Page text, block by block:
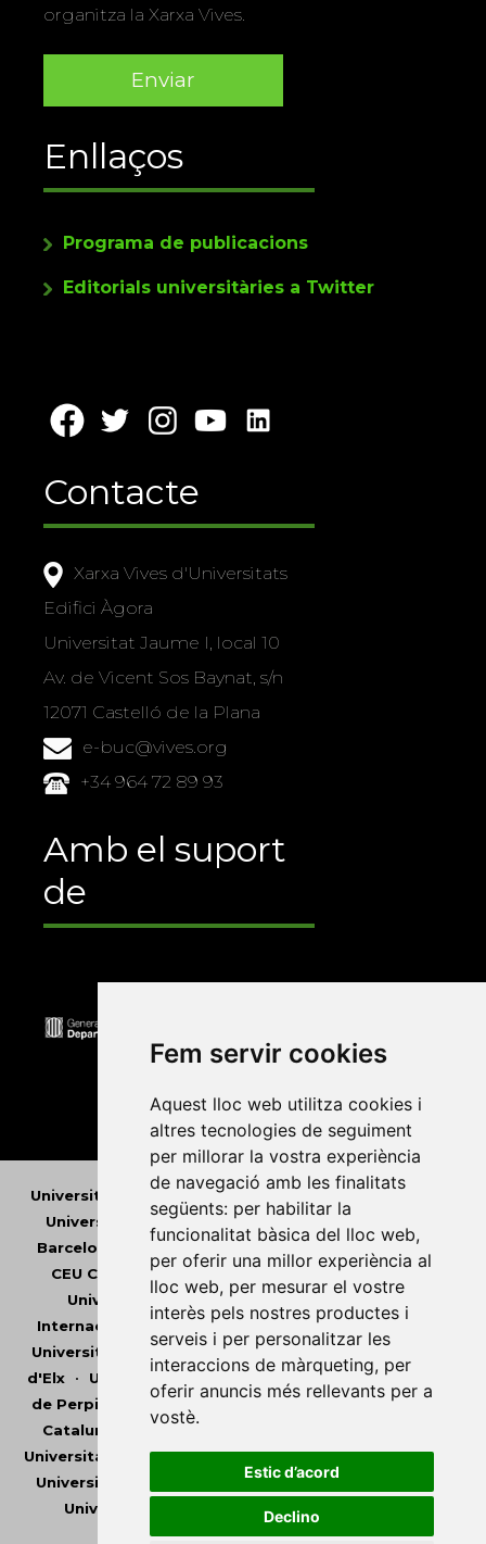
Fem servir cookies
Aquest lloc web utilitza cookies i
altres tecnologies de seguiment
per millorar la vostra experiència
de navegació amb les finalitats
següents: per habilitar la
funcionalitat bàsica del lloc web,
per oferir una millor experiència al
lloc web, per mesurar el vostre
interès pels nostres productes i
serveis i per personalitzar les
interaccions de màrqueting, per
oferir anuncis més rellevants per a
vostè.
Estic d’acord
Declino
organitza la Xarxa Vives.
Enllaços
Programa de publicacions
Editorials universitàries a Twitter
Contacte
Xarxa Vives d'Universitats
Edifici Àgora
Universitat Jaume I, local 10
Av. de Vicent Sos Baynat, s/n
12071 Castelló de la Plana
e-buc@vives.org
+34 964 72 89 93
Amb el suport
de
Universitat Abat Oliba CEU • Universitat d'Alacant
Universitat d'Andorra
•Universitat Autònoma de
Barcelona
Universitat de Barcelona • Universitat
CEU Cardenal Herrera
Universitat de Girona
•
Universitat de les Illes Balears
•
Universitat
Internacional de Catalunya
• Universitat Jaume I
Universitat de Lleida
•
Universitat Miguel Hernández
d'Elx• Universitat Oberta de Catalunya •Universitat
de Perpinyà Via Domitia
•
Universitat Politècnica de
Catalunya
Universitat Politècnica de València
Universitat Pompeu Fabra•Universitat Ramon Llull
Universitat Rovira i Virgili
•Universitat de Sàsser
Universitat de València
•Universitat de Vic -
Universitat Central de Catalunya